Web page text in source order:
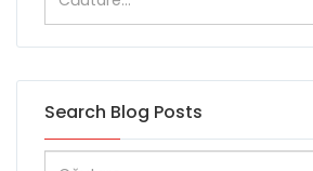
Search Blog Posts